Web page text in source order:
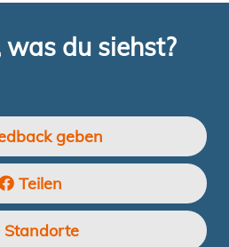
du siehst?
geben
Teilen
Standorte